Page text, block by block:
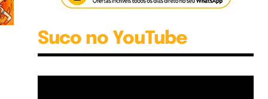
Suco no YouTube